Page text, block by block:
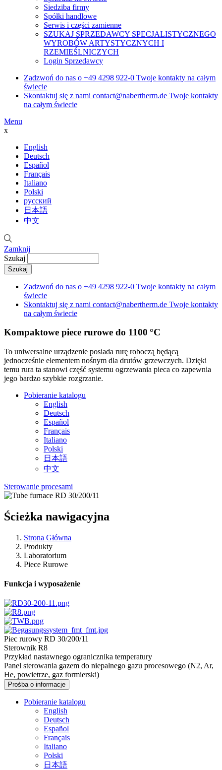
Siedziba firmy
Spółki handlowe
Serwis i części zamienne
SZUKAJ SPRZEDAWCY SPECJALISTYCZNEGO
WYROBÓW ARTYSTYCZNYCH I
RZEMIEŚLNICZYCH
Login Sprzedawcy
Zadzwoń do nas o +49 4298 922-0 Twoje kontakty na całym
świecie
Skontaktuj się z nami contact@nabertherm.de Twoje kontakty
na całym świecie
Menu
x
English
Deutsch
Español
Français
Italiano
Polski
русский
日本語
中文
Zamknij
Szukaj
Zadzwoń do nas o +49 4298 922-0 Twoje kontakty na całym
świecie
Skontaktuj się z nami contact@nabertherm.de Twoje kontakty
na całym świecie
Kompaktowe piece rurowe do 1100 °C
To uniwersalne urządzenie posiada rurę roboczą będącą
jednocześnie elementem nośnym dla drutów grzewczych. Dzięki
temu rura ta stanowi część systemu ogrzewania pieca co zapewnia
jego bardzo szybkie rozgrzanie.
Pobieranie katalogu
English
Deutsch
Español
Français
Italiano
Polski
日本語
中文
Sterowanie procesami
Ścieżka nawigacyjna
Strona Główna
Produkty
Laboratorium
Piece Rurowe
Funkcja i wyposażenie
Piec rurowy RD 30/200/11
Sterownik R8
Przykład nastawnego ogranicznika temperatury
Panel sterowania gazem do niepalnego gazu procesowego (N2, Ar,
He, powietrze, gaz formierski)
Prośba o informacje
Pobieranie katalogu
English
Deutsch
Español
Français
Italiano
Polski
日本語